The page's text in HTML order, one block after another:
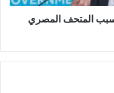
بسبب المتحف المصري